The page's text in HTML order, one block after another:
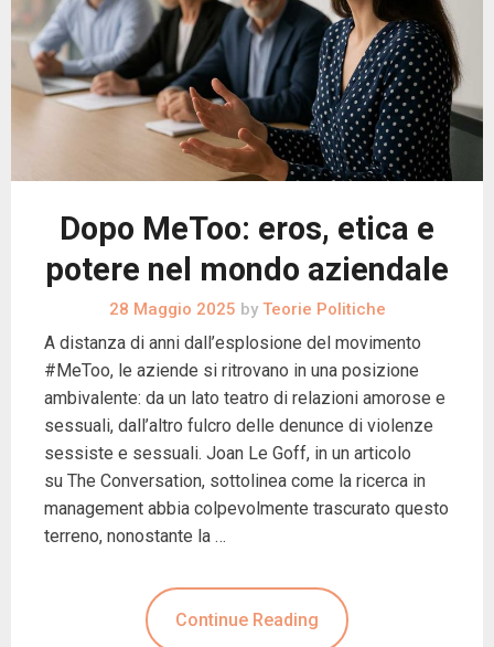
Dopo MeToo: eros, etica e
potere nel mondo aziendale
28 Maggio 2025 byTeorie Politiche
A distanza di anni dall’esplosione del movimento
#MeToo, le aziende si ritrovano in una posizione
ambivalente: da un lato teatro di relazioni amorose e
sessuali, dall’altro fulcro delle denunce di violenze
sessiste e sessuali. Joan Le Goff, in un articolo
su The Conversation, sottolinea come la ricerca in
management abbia colpevolmente trascurato questo
terreno, nonostante la …
Continue Reading